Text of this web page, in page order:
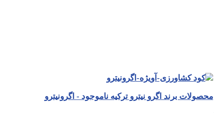
محصولات برند اگرو نیترو ترکیه ناموجود - اگرونیترو